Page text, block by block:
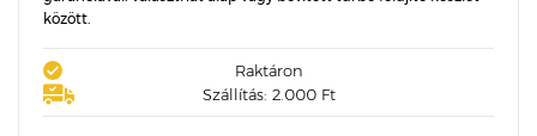
között.
Raktáron
Szállítás: 2.000 Ft